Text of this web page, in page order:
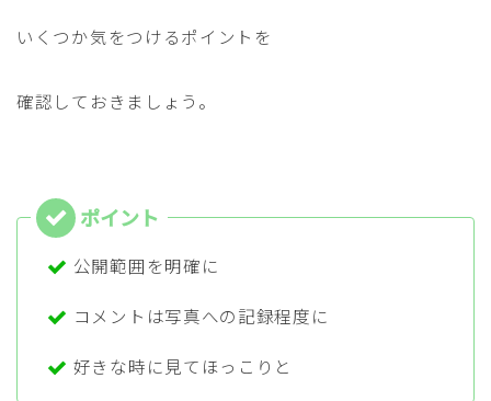
いくつか気をつけるポイントを
確認しておきましょう。
公開範囲を明確に
コメントは写真への記録程度に
好きな時に見てほっこりと